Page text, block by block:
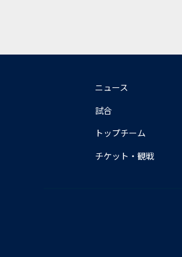
ニュース
試合
トップチーム
チケット・観戦